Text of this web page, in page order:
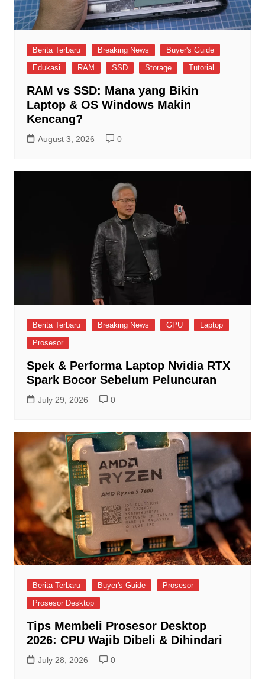
Berita Terbaru Breaking News
Buyer's Guide
Edukasi
RAM SSD Storage Tutorial
RAM vs SSD: Mana yang Bikin
Laptop & OS Windows Makin
Kencang?
August 3, 2026 0
Berita Terbaru Breaking News GPU
Laptop
Prosesor
Spek & Performa Laptop Nvidia RTX
Spark Bocor Sebelum Peluncuran
July 29, 2026 0
Berita Terbaru Buyer's Guide
Prosesor
Prosesor Desktop
Tips Membeli Prosesor Desktop
2026: CPU Wajib Dibeli & Dihindari
July 28, 2026 0